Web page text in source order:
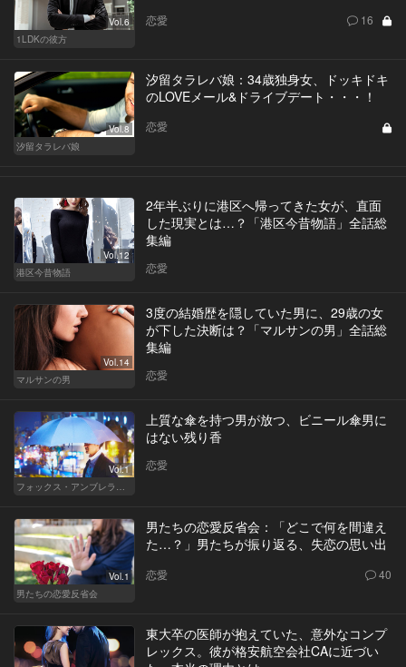
Vol.6
1LDKの彼方
恋愛 16
Vol.8
汐留タラレバ娘
汐留タラレバ娘：34歳独身女、ドッキドキ
のLOVEメール&ドライブデート・・・！
恋愛
Vol.12
港区今昔物語
2年半ぶりに港区へ帰ってきた女が、直面
した現実とは…？「港区今昔物語」全話総
集編
恋愛
Vol.14
マルサンの男
3度の結婚歴を隠していた男に、29歳の女
が下した決断は？「マルサンの男」全話総
集編
恋愛
Vol.1
フォックス・アンブレラの男
上質な傘を持つ男が放つ、ビニール傘男に
はない残り香
恋愛
Vol.1
男たちの恋愛反省会
男たちの恋愛反省会：「どこで何を間違え
た…？」男たちが振り返る、失恋の思い出
恋愛 40
東大卒の医師が抱えていた、意外なコンプ
レックス。彼が格安航空会社CAに近づい